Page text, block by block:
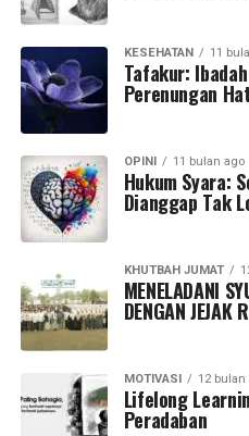
KESEHATAN 11
Tafakur:
Perenungan
OPINI 11 bulan ago
Hukum Syara:
Dianggap Tak
KHUTBAH JUMAT
MENELADANI
DENGAN JEJAK
MOTIVASI 12 bulan
Lifelong
Peradaban